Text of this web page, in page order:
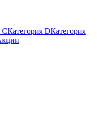
CКатегория DКатегория